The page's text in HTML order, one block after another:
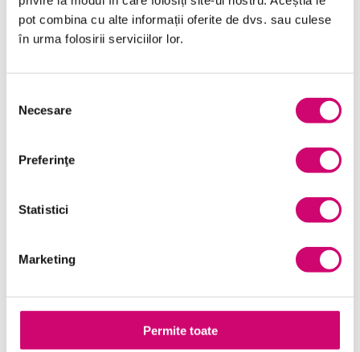
pot combina cu alte informații oferite de dvs. sau culese
în urma folosirii serviciilor lor.
consimțământului
Necesare
Preferinţe
Statistici
Marketing
Permite toate
Finanțe
Limba Engleză
Project Management
Transformare Digitală